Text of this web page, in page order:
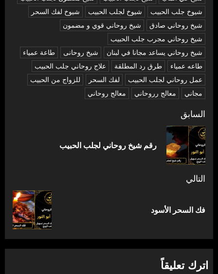
شيوخ جلب الحبيب
شيوخ لجلب الحبيب
شيوخ لفك السحر
شیخ روحاني صادق
شیخ روحاني قوي و مضمون
شیخ روحاني مجرب جلب الحبيب
شیخ روحاني يساعد مجانا في لبنان
شیخ روحانی
طاعة عمياء
طاعه عمياء
طرق رد المطلقة
علاج روحاني جلب الحبيب
عمل روحاني لجلب الحبيب
لفك السحر
للزواج من الحبيب
مجاني
معالج رروحاني معالج روحاني
تصفّح
المقالات
السابق
رقم شيخ روحاني لجلب الحبيب
التالي
المقالة
فك السحر الأسود
اترك تعليقاً